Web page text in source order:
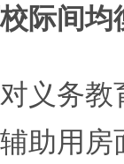
际间均
务教
助用